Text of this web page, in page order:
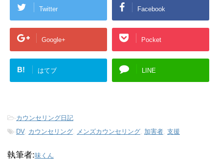
Twitter Facebook
Google+ Pocket
B! はてブ LINE
-カウンセリング日記
-DV, カウンセリング, メンズカウンセリング, 加害者, 支援
執筆者:味くん